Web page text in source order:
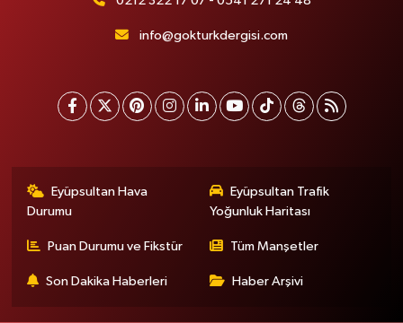
info@gokturkdergisi.com
Eyüpsultan Hava
Durumu
Eyüpsultan Trafik
Yoğunluk Haritası
Puan Durumu ve Fikstür Tüm Manşetler
Son Dakika Haberleri Haber Arşivi